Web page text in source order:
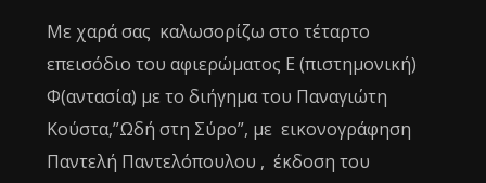
Με χαρά σας καλωσορίζω στο τέταρτο
επεισόδιο του αφιερώματος Ε (πιστημονική)
Φ(αντασία) με το διήγημα του Παναγιώτη
Κούστα,”Ωδή στη Σύρο”, με εικονογράφηση
Παντελή Παντελόπουλου , έκδοση του